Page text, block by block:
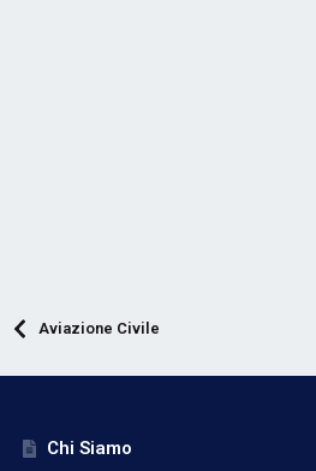
Aviazione Civile
Chi Siamo